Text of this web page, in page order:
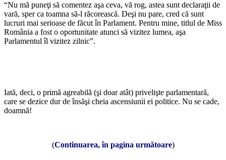
“Nu mă puneţi să comentez aşa ceva, vă rog, astea sunt declaraţii de
vară, sper ca toamna să-l răcorească. Deşi nu pare, cred că sunt
lucruri mai serioase de făcut în Parlament. Pentru mine, titlul de Miss
România a fost o oportunitate atunci să vizitez lumea, aşa
Parlamentul îl vizitez zilnic”.
Iată, deci, o primă agreabilă (şi doar atât) privelişte parlamentară,
care se dezice dur de însăşi cheia ascensiunii ei politice. Nu se cade,
doamnă!
(Continuarea, în pagina următoare)